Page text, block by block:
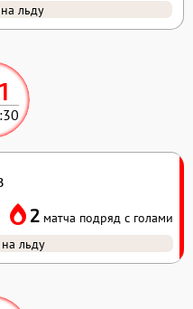
1
2 матча подряд с голами
льду
льду